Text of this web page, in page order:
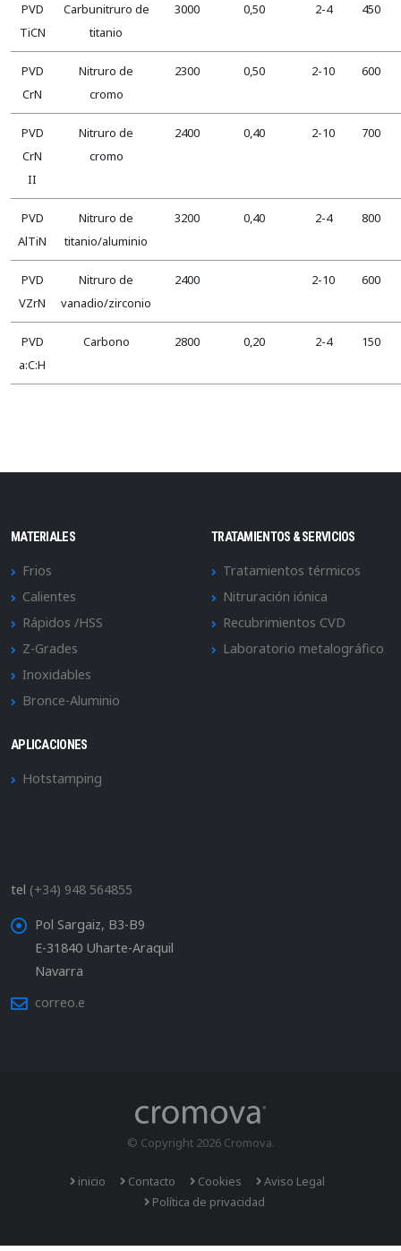
PVD
TiCN
Carbunitruro de
titanio
3000 0,50 2-4 450
PVD
CrN
Nitruro de
cromo
2300 0,50 2-10 600
PVD
CrN
II
Nitruro de
cromo
2400 0,40 2-10 700
PVD
AlTiN
Nitruro de
titanio/aluminio
3200 0,40 2-4 800
PVD
VZrN
Nitruro de
vanadio/zirconio
2400 2-10 600
PVD
a:C:H
Carbono 2800 0,20 2-4 150
MATERIALES
Frios
Calientes
Rápidos /HSS
Z-Grades
Inoxidables
Bronce-Aluminio
TRATAMIENTOS & SERVICIOS
Tratamientos térmicos
Nitruración iónica
Recubrimientos CVD
Laboratorio metalográfico
APLICACIONES
Hotstamping
tel (+34) 948 564855
Pol Sargaiz, B3-B9
E-31840 Uharte-Araquil
Navarra
correo.e
© Copyright 2026 Cromova.
inicio Contacto Cookies
Aviso Legal
Política de privacidad